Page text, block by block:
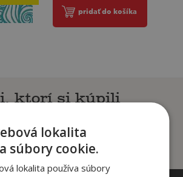
pridať do košíka
ktorí si kúpili
si tiež kúpili
lokalita
súbory cookie.
lokalita používa súbory